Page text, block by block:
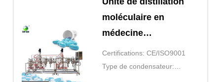
moléculaire en
médecine
occidentaleCertifications: CE/ISO9001
Type de condensateur: